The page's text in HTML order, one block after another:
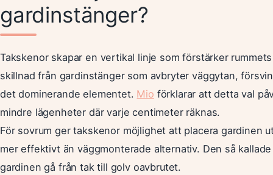
gardinstänger?
Takskenor skapar en vertikal linje som förstärker
skillnad från gardinstänger som avbryter väggytan,
det dominerande elementet. Mio förklarar att detta val
mindre lägenheter där varje centimeter räknas.
För sovrum ger takskenor möjlighet att placera gardinen
mer effektivt än väggmonterade alternativ. Den så
gardinen gå från tak till golv oavbrutet.